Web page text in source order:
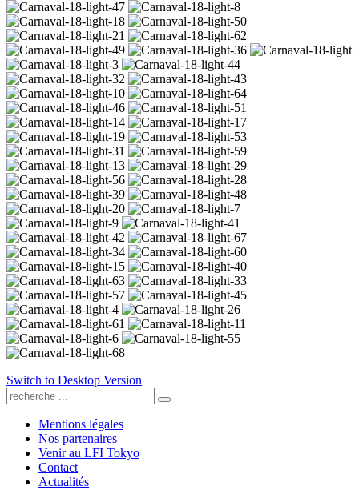
Switch to Desktop Version
Mentions légales
Nos partenaires
Venir au LFI Tokyo
Contact
Actualités